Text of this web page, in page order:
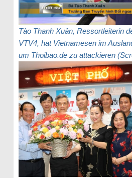
Tào Thanh Xuân, Ressortleiterin
VTV4, hat Vietnamesen im
um Thoibao.de zu attackieren